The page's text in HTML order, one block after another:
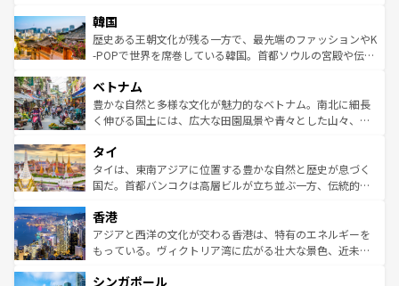
はコンテンツ一覧
いる。アクティビティも充実しており、サーフィンやダイ
ビング、ハイキングなど、アウトドア好きにはたまらな
い。オーストラリアの多彩な魅力を存分に味わいつくそ
参照してほしい。
ン）、静ひつな山岳地帯である台湾東部など、都市の喧騒
と山間の静けさが共存しており、訪れる人に新しい発見と
驚きをもたらしてくれる。また、奥深い台湾の食文化も魅
容にもいいと評判のスイーツなど、バラエティ豊かな料理
が味わえる。 なお、新着の台湾情報は コンテンツ一覧を参
照してほしい。
韓国
歴史ある王朝文化が残る一方で、最先端のファッションやK
-POPで世界を席巻している韓国。首都ソウルの宮殿や伝統
き、地方に足を延ばせば四季折々の自然美を楽しむことが
できる。そして、キムチや焼肉、絶品のストリートフード
まで、さまざまな韓国料理が待っている。夜には、韓国な
リティに包まれながら、韓国の多彩な魅力を心ゆくまで味
わってみてほしい。 なお、新着の韓国情報はコンテンツ一
覧を参照してほしい。
ベトナム
豊かな自然と多様な文化が魅力的なベトナム。南北に細長
く伸びる国土には、広大な田園風景や青々とした山々、世
急速な発展と共に伝統が息づく。ハノイの古い町並みやホ
ーチミン市のフランス統治時代の建物も、独特の雰囲気を
醸し出している。また、バラエティの豊かさとおいしさで
とつ。フォーやバインミー、ベトナムコーヒーなどは、ぜ
ひ現地で味わいたい。どの地域を訪れてもあたたかい人々
が旅行者を迎えてくれるので、きっと忘れられない旅にな
参照してほしい。
タイ
タイは、東南アジアに位置する豊かな自然と歴史が息づく
国だ。首都バンコクは高層ビルが立ち並ぶ一方、伝統的な
の活気が交差している。北部ではチェンマイなどの山岳地
帯で自然と触れ合い、南部ではプーケットやクラビの美し
いビーチでリゾート気分を楽しむことができる。タイ料理
激する。気候は一年中温暖で、どの季節にも異なる楽しみ
香港
アジアと西洋の文化が交わる香港は、特有のエネルギーを
もっている。ヴィクトリア湾に広がる壮大な景色、近未来
み、どこを訪れても感動するはず。観光スポットが密集し
シンガポール